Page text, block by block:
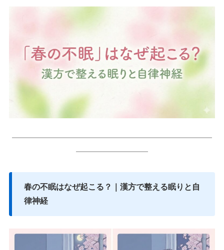
━━━━━━━━━━━━━━━━━━━━━━━━━
━━━━━━━━━
春の不眠はなぜ起こる？｜漢方で整える眠りと自
律神経